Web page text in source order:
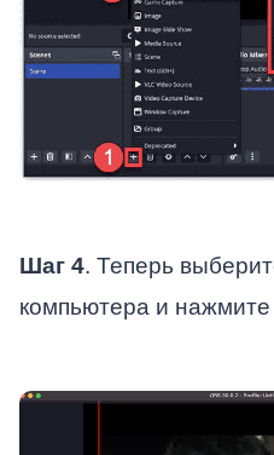
Шаг 4. Теперь
компьютера и нажмите